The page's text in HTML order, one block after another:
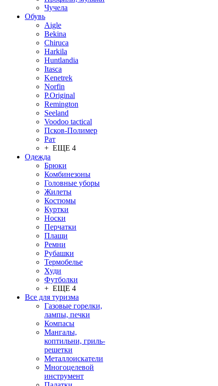
Чучела
Обувь
Aigle
Bekina
Chiruсa
Harkila
Huntlandia
Itasca
Kenetrek
Norfin
P.Original
Remington
Seeland
Voodoo tactical
Псков-Полимер
Рат
+ ЕЩЕ 4
Одежда
Брюки
Комбинезоны
Головные уборы
Жилеты
Костюмы
Куртки
Носки
Перчатки
Плащи
Ремни
Рубашки
Термобелье
Худи
Футболки
+ ЕЩЕ 4
Все для туризма
Газовые горелки,
лампы, печки
Компасы
Мангалы,
коптильни, гриль-
решетки
Металлоискатели
Многоцелевой
инструмент